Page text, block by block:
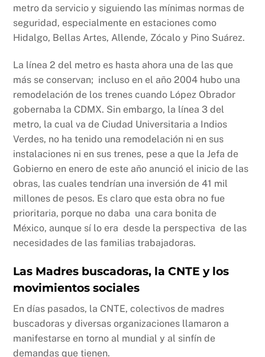
metro da servicio y siguiendo las mínimas normas de
seguridad, especialmente en estaciones como
Hidalgo, Bellas Artes, Allende, Zócalo y Pino Suárez.
La línea 2 del metro es hasta ahora una de las que
más se conservan; incluso en el año 2004 hubo una
remodelación de los trenes cuando López Obrador
gobernaba la CDMX. Sin embargo, la línea 3 del
metro, la cual va de Ciudad Universitaria a Indios
Verdes, no ha tenido una remodelación ni en sus
instalaciones ni en sus trenes, pese a que la Jefa de
Gobierno en enero de este año anunció el inicio de las
obras, las cuales tendrían una inversión de 41 mil
millones de pesos. Es claro que esta obra no fue
prioritaria, porque no daba una cara bonita de
México, aunque sí lo era desde la perspectiva de las
necesidades de las familias trabajadoras.
Las Madres buscadoras, la CNTE y los
movimientos sociales
En días pasados, la CNTE, colectivos de madres
buscadoras y diversas organizaciones llamaron a
manifestarse en torno al mundial y al sinfín de
demandas que tienen.